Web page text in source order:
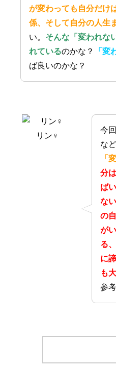
が変わっても自分だけ
係、そして自分の人生
い。 そんな「変われな
れているのかな？ 「変
ば良いのかな？
リン♀
今
な
「
分
ば
な
の
が
る
に
も
参